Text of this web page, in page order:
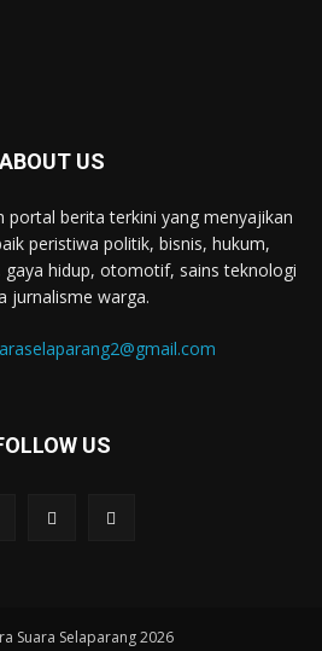
ABOUT US
portal berita terkini yang menyajikan
peristiwa politik, bisnis, hukum,
hidup, otomotif, sains teknologi
jurnalisme warga.
US
Suara Selaparang 2026